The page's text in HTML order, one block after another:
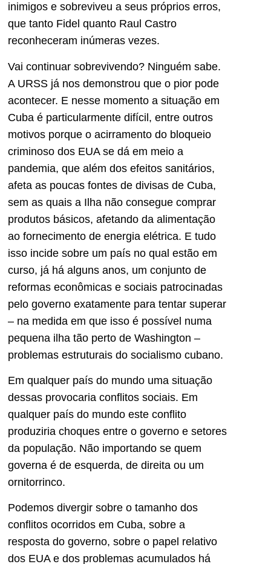
inimigos e sobreviveu a seus próprios erros,
que tanto Fidel quanto Raul Castro
reconheceram inúmeras vezes.
Vai continuar sobrevivendo? Ninguém sabe.
A URSS já nos demonstrou que o pior pode
acontecer. E nesse momento a situação em
Cuba é particularmente difícil, entre outros
motivos porque o acirramento do bloqueio
criminoso dos EUA se dá em meio a
pandemia, que além dos efeitos sanitários,
afeta as poucas fontes de divisas de Cuba,
sem as quais a Ilha não consegue comprar
produtos básicos, afetando da alimentação
ao fornecimento de energia elétrica. E tudo
isso incide sobre um país no qual estão em
curso, já há alguns anos, um conjunto de
reformas econômicas e sociais patrocinadas
pelo governo exatamente para tentar superar
– na medida em que isso é possível numa
pequena ilha tão perto de Washington –
problemas estruturais do socialismo cubano.
Em qualquer país do mundo uma situação
dessas provocaria conflitos sociais. Em
qualquer país do mundo este conflito
produziria choques entre o governo e setores
da população. Não importando se quem
governa é de esquerda, de direita ou um
ornitorrinco.
Podemos divergir sobre o tamanho dos
conflitos ocorridos em Cuba, sobre a
resposta do governo, sobre o papel relativo
dos EUA e dos problemas acumulados há